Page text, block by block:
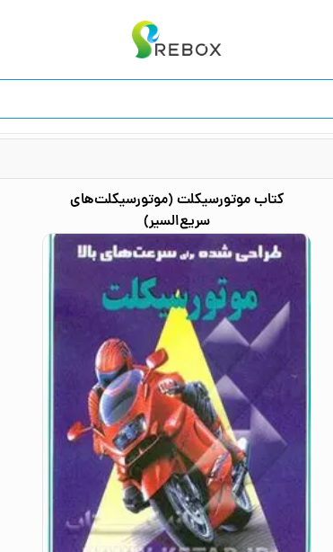
کتابموتورسیکلت (موتورسیکلت‌های
سریع‌السیر)